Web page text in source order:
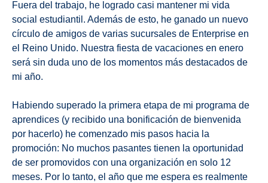
Fuera del trabajo, he logrado casi mantener mi vida
social estudiantil. Además de esto, he ganado un nuevo
círculo de amigos de varias sucursales de Enterprise en
el Reino Unido. Nuestra fiesta de vacaciones en enero
será sin duda uno de los momentos más destacados de
mi año.
Habiendo superado la primera etapa de mi programa de
aprendices (y recibido una bonificación de bienvenida
por hacerlo) he comenzado mis pasos hacia la
promoción: No muchos pasantes tienen la oportunidad
de ser promovidos con una organización en solo 12
meses. Por lo tanto, el año que me espera es realmente